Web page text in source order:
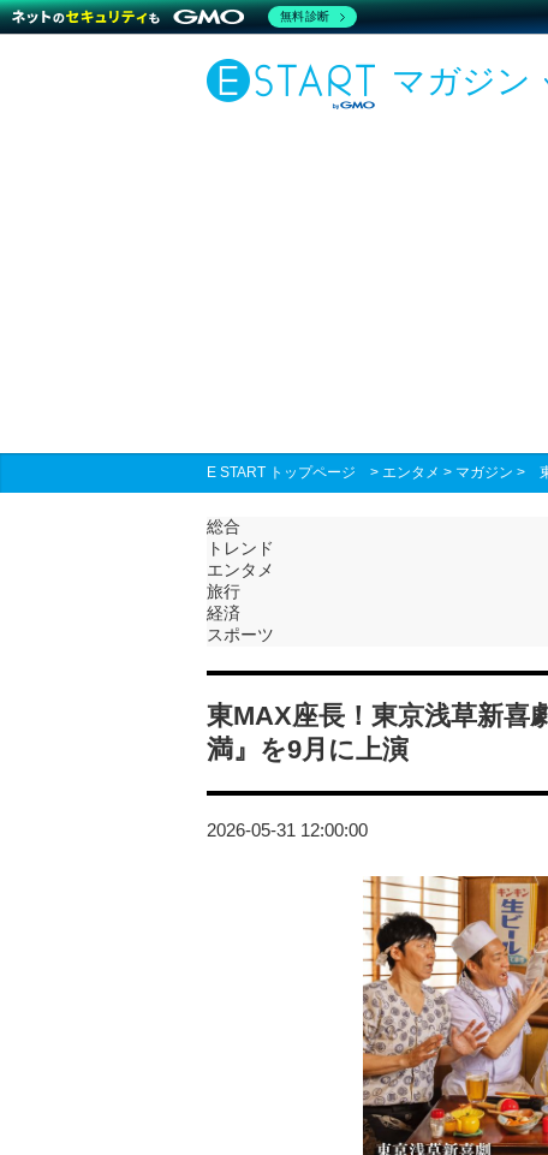
マガジン
E START トップページ > エンタメ > マガジン >
総合
トレンド
エンタメ
旅行
経済
スポーツ
東MAX座長！東京浅草新喜
満』を9月に上演
2026-05-31 12:00:00
無料診断